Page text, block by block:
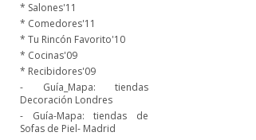
* Salones'11
* Comedores'11
* Tu Rincón Favorito'10
* Cocinas'09
* Recibidores'09
- Guía_Mapa: tiendas
Decoración Londres
- Guía-Mapa: tiendas de
Sofas de Piel- Madrid